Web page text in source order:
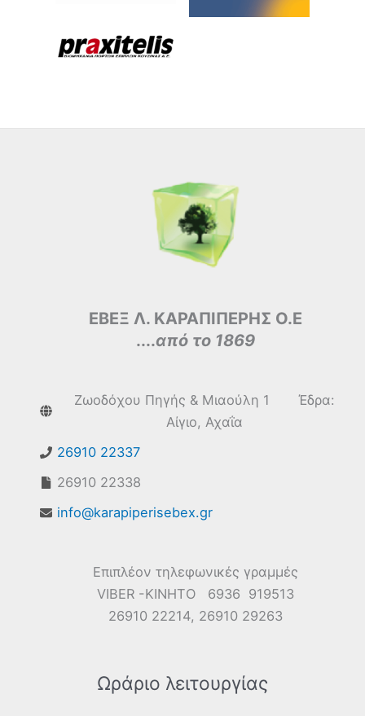
ΕΒΕΞ Λ. ΚΑΡΑΠΙΠΕΡΗΣ Ο.Ε
....από το 1869
Ζωοδόχου Πηγής & Μιαούλη 1 Έδρα:
Αίγιο, Αχαΐα
26910 22337
26910 22338
info@karapiperisebex.gr
Επιπλέον τηλεφωνικές γραμμές
VIBER -ΚΙΝΗΤΟ 6936 919513
26910 22214, 26910 29263
Ωράριο λειτουργίας